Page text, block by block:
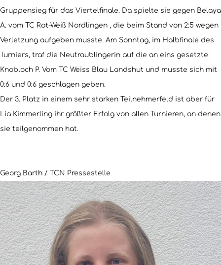
Gruppensieg für das Viertelfinale. Da spielte sie gegen Belaya
A. vom TC Rot-Weiß Nordlingen , die beim Stand von 2:5 wegen
Verletzung aufgeben musste. Am Sonntag, im Halbfinale des
Turniers, traf die Neutraublingerin auf die an eins gesetzte
Knobloch P. Vom TC Weiss Blau Landshut und musste sich mit
0:6 und 0:6 geschlagen geben.
Der 3. Platz in einem sehr starken Teilnehmerfeld ist aber für
Lia Kimmerling ihr größter Erfolg von allen Turnieren, an denen
sie teilgenommen hat.
Georg Barth / TCN Pressestelle